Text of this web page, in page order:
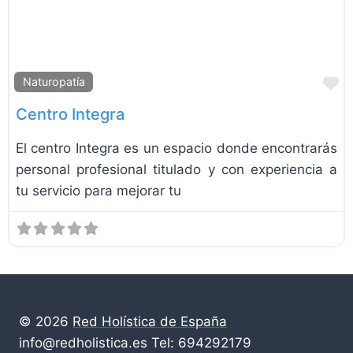
Naturopatía
Centro Integra
El centro Integra es un espacio donde encontrarás
personal profesional titulado y con experiencia a
tu servicio para mejorar tu
© 2026 Red Holística de España
info@redholistica.es Tel: 694292179